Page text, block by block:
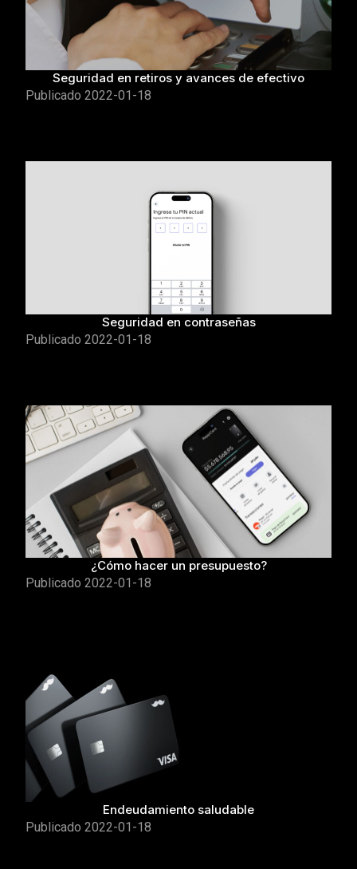
Seguridad en retiros y avances de efectivo
Publicado 2022-01-18
Seguridad en contraseñas
Publicado 2022-01-18
¿Cómo hacer un presupuesto?
Publicado 2022-01-18
Endeudamiento saludable
Publicado 2022-01-18